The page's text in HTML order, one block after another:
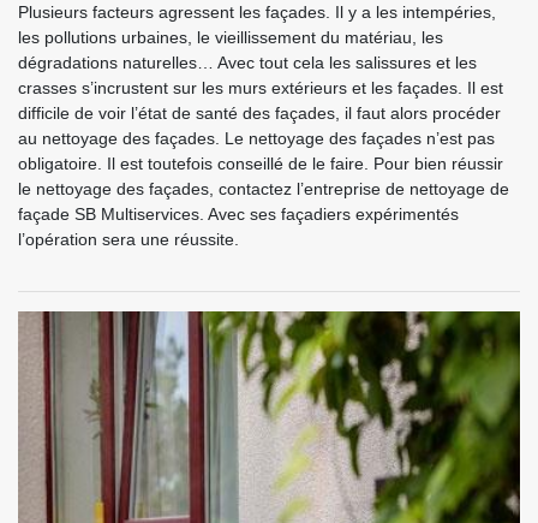
Plusieurs facteurs agressent les façades. Il y a les intempéries,
les pollutions urbaines, le vieillissement du matériau, les
dégradations naturelles… Avec tout cela les salissures et les
crasses s’incrustent sur les murs extérieurs et les façades. Il est
difficile de voir l’état de santé des façades, il faut alors procéder
au nettoyage des façades. Le nettoyage des façades n’est pas
obligatoire. Il est toutefois conseillé de le faire. Pour bien réussir
le nettoyage des façades, contactez l’entreprise de nettoyage de
façade SB Multiservices. Avec ses façadiers expérimentés
l’opération sera une réussite.